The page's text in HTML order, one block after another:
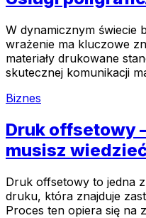
W dynamicznym świecie
wrażenie ma kluczowe
materiały drukowane
skutecznej komunikacji
Biznes
Druk offsetowy
musisz
Druk offsetowy to jedna
druku, która znajduje
Proces ten opiera się na